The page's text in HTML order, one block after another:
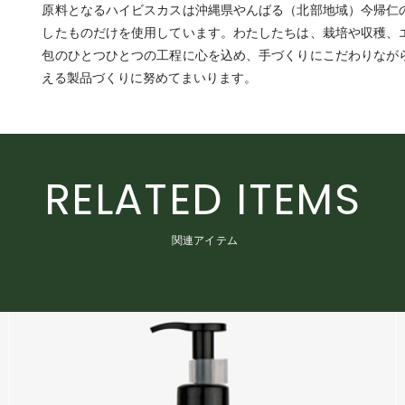
原料となるハイビスカスは沖縄県やんばる（北部地域）今帰
したものだけを使用しています。わたしたちは、栽培や収穫
包のひとつひとつの工程に心を込め、手づくりにこだわりな
える製品づくりに努めてまいります。
RELATED ITEMS
関連アイテム